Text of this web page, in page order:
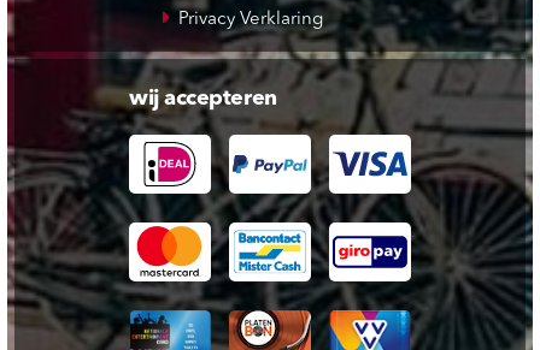
Privacy Verklaring
wij accepteren